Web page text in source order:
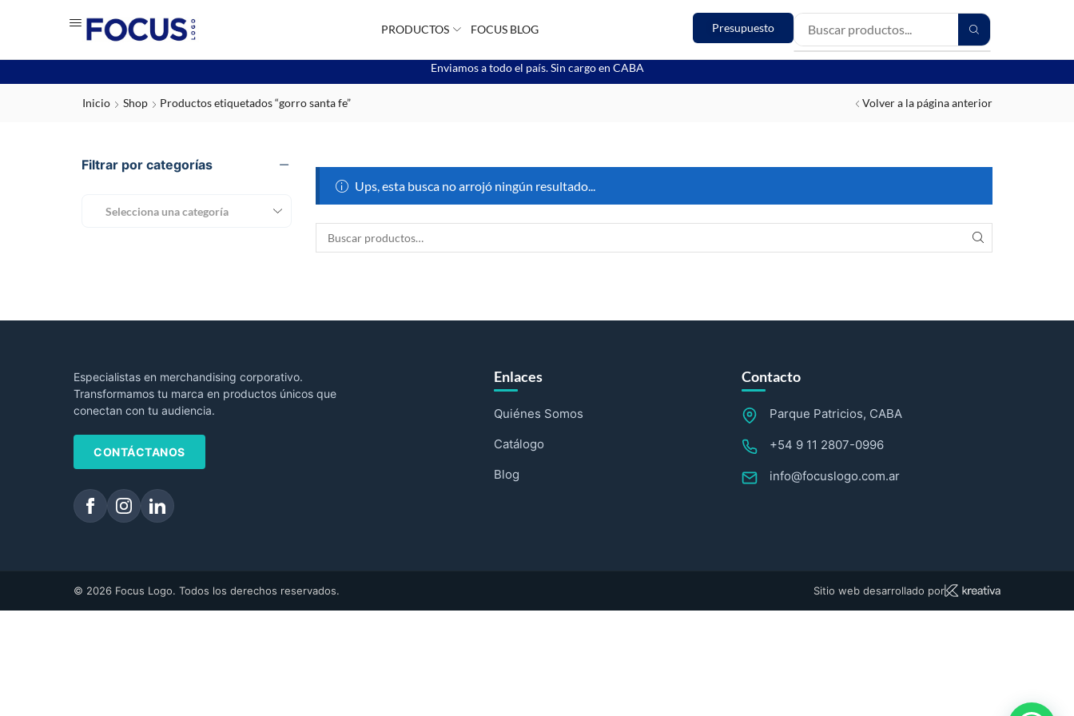
PRODUCTOS FOCUS BLOG Presupuesto
Enviamos a todo el país. Sin cargo en CABA
Inicio Shop Productos etiquetados “gorro santa fe” Volver a la página anterior
Filtrar por categorías
Selecciona una categoría
Ups, esta busca no arrojó ningún resultado...
Especialistas en merchandising corporativo.
Transformamos tu marca en productos únicos que
conectan con tu audiencia.
CONTÁCTANOS
Enlaces
Quiénes Somos
Catálogo
Blog
Contacto
Parque Patricios, CABA
+54 9 11 2807-0996
info@focuslogo.com.ar
© 2026 Focus Logo. Todos los derechos reservados. Sitio web desarrollado por